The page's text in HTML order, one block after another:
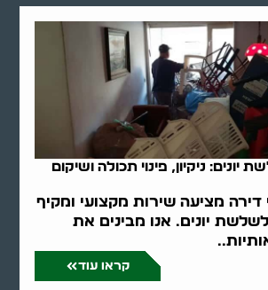
יונים: ניקיון, פינוי תכולה ושיקום
דירה מציעה שירות מקצועי ומקיף
יונים. אנו מבינים את
קראו עוד